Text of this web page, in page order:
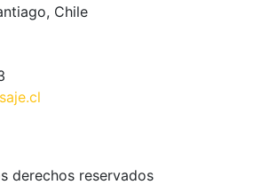
Chile
derechos reservados